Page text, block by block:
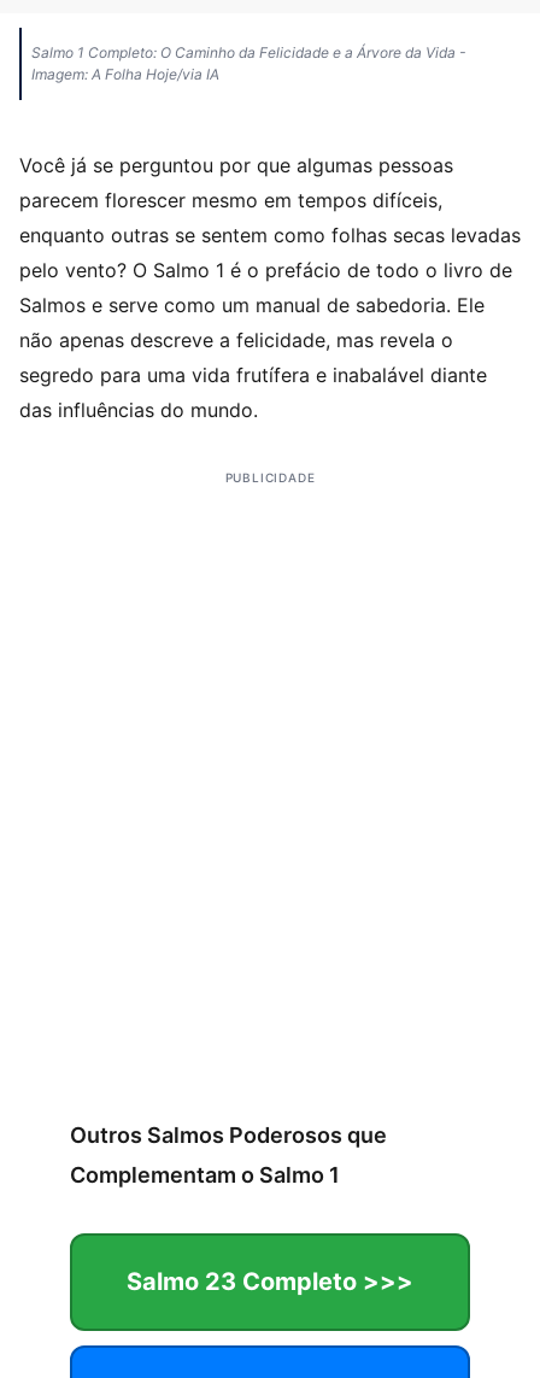
Salmo 1 Completo: O Caminho da Felicidade e a Árvore da Vida -
Imagem: A Folha Hoje/via IA
Você já se perguntou por que algumas pessoas
parecem florescer mesmo em tempos difíceis,
enquanto outras se sentem como folhas secas levadas
pelo vento? O Salmo 1 é o prefácio de todo o livro de
Salmos e serve como um manual de sabedoria. Ele
não apenas descreve a felicidade, mas revela o
segredo para uma vida frutífera e inabalável diante
das influências do mundo.
PUBLICIDADE
Outros Salmos Poderosos que
Complementam o Salmo 1
Salmo 23 Completo >>>